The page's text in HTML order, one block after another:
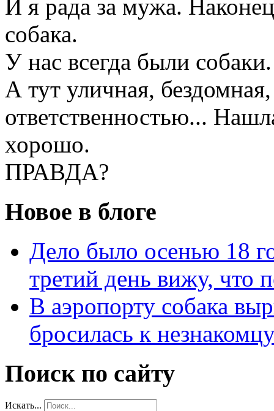
И я рада за мужа.
собака.
У нас всегда были
А тут уличная,
ответственностью...
хорошо.
ПРАВДА?
Новое в блоге
Дело было осенью 18
третий день вижу, что
В аэропорту собака
бросилась к
Поиск по сайту
Искать...